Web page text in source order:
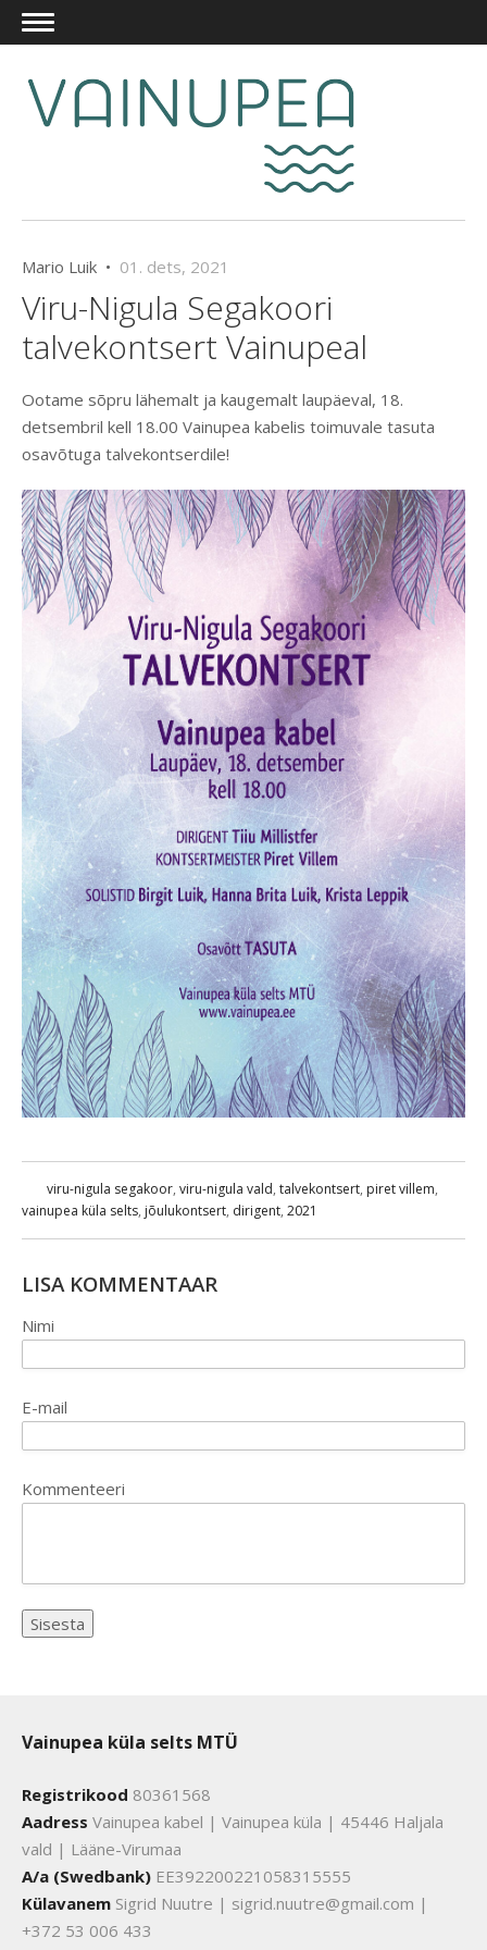
Mario Luik • 01. dets, 2021
Viru-Nigula Segakoori
talvekontsert Vainupeal
Ootame sõpru lähemalt ja kaugemalt laupäeval, 18.
detsembril kell 18.00 Vainupea kabelis toimuvale tasuta
osavõtuga talvekontserdile!
viru-nigula segakoor, viru-nigula vald, talvekontsert, piret villem,
vainupea küla selts, jõulukontsert, dirigent, 2021
LISA KOMMENTAAR
Nimi
E-mail
Kommenteeri
Vainupea küla selts MTÜ
Registrikood 80361568
Aadress Vainupea kabel | Vainupea küla | 45446 Haljala
vald | Lääne-Virumaa
A/a (Swedbank) EE392200221058315555
Külavanem Sigrid Nuutre | sigrid.nuutre@gmail.com |
+372 53 006 433